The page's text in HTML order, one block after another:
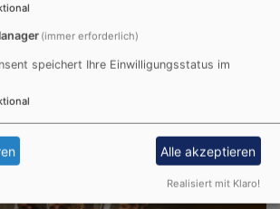
Heilsbronn
(immer erforderlich)
speichert Ihre Einwilligungsstatus im
Alle akzeptieren
Realisiert mit Klaro!